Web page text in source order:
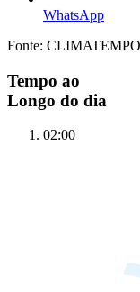
WhatsApp
Fonte:
Tempo ao
Longo do dia
02:00